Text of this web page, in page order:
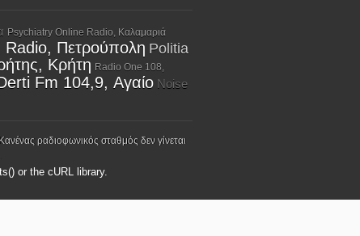
Psychiatry Online Radio, Καλαμαριά
Πετρούπολη Politia
Κρήτη Radio One 108,
Fm 104,9, Αγαίο Noise
ραδιοφωνικός σταθμός δεν γίνεται
or the cURL library.